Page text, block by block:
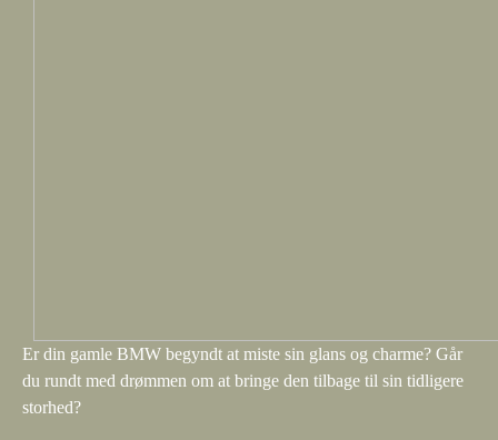
Er din gamle BMW begyndt at miste sin glans og charme? Går
du rundt med drømmen om at bringe den tilbage til sin tidligere
storhed?